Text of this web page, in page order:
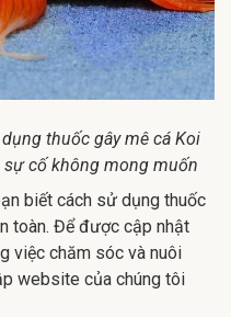
thuốc gây mê cá Koi
cố không mong muốn
biết cách sử dụng thuốc
toàn. Để được cập nhật
việc chăm sóc và nuôi
website của chúng tôi